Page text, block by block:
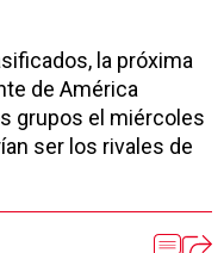
la próxima
de América
grupos el miércoles
ser los rivales de